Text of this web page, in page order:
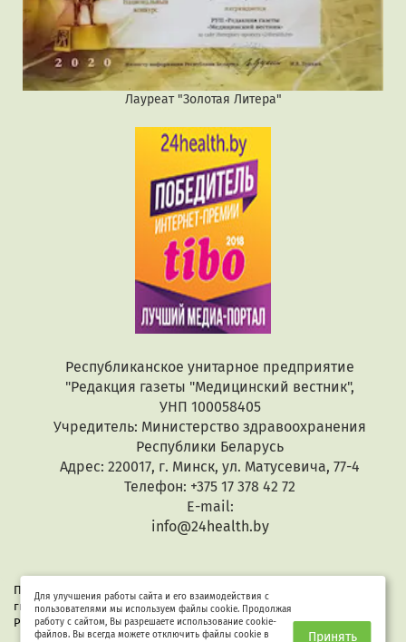
Лауреат "Золотая Литера"
Республиканское унитарное предприятие
"Редакция газеты "Медицинский вестник",
УНП 100058405
Учредитель: Министерство здравоохранения
Республики Беларусь
Адрес: 220017, г. Минск, ул. Матусевича, 77-4
Телефон: +375 17 378 42 72
E-mail:
info@24health.by
При копировании или цитировании текстов активная
гиперссылка обязательна. Все материалы защищены законом
Республики Беларусь «Об авторском праве и смежных правах».
Для улучшения работы сайта и его взаимодействия с
пользователями мы используем файлы cookie. Продолжая
работу с сайтом, Вы разрешаете использование cookie-
файлов. Вы всегда можете отключить файлы cookie в
Принять